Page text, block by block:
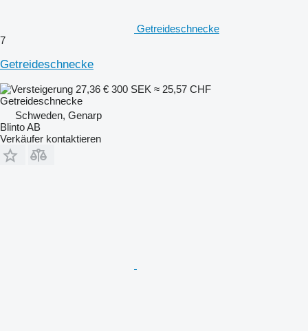
Getreideschnecke
7
Getreideschnecke
27,36 € 300 SEK ≈ 25,57 CHF
Getreideschnecke
Schweden, Genarp
Blinto AB
Verkäufer kontaktieren